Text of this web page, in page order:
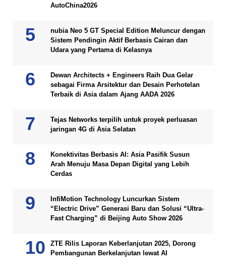
AutoChina2026
nubia Neo 5 GT Special Edition Meluncur dengan
Sistem Pendingin Aktif Berbasis Cairan dan
Udara yang Pertama di Kelasnya
Dewan Architects + Engineers Raih Dua Gelar
sebagai Firma Arsitektur dan Desain Perhotelan
Terbaik di Asia dalam Ajang AADA 2026
Tejas Networks terpilih untuk proyek perluasan
jaringan 4G di Asia Selatan
Konektivitas Berbasis AI: Asia Pasifik Susun
Arah Menuju Masa Depan Digital yang Lebih
Cerdas
InfiMotion Technology Luncurkan Sistem
“Electric Drive” Generasi Baru dan Solusi “Ultra-
Fast Charging” di Beijing Auto Show 2026
ZTE Rilis Laporan Keberlanjutan 2025, Dorong
Pembangunan Berkelanjutan lewat AI